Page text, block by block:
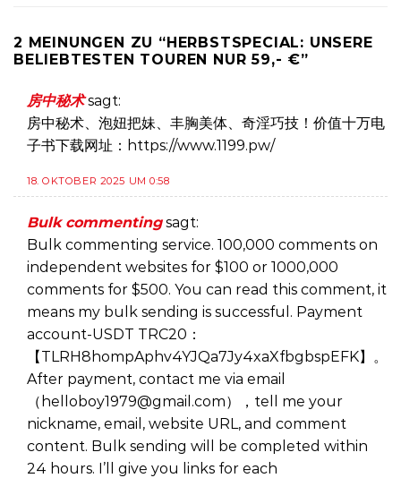
2 MEINUNGEN ZU “ HERBSTSPECIAL: UNSERE
BELIEBTESTEN TOUREN NUR 59,- €”
房中秘术 sagt:
房中秘术、泡妞把妹、丰胸美体、奇淫巧技！价值十万电
子书下载网址：https://www.1199.pw/
18. OKTOBER 2025 UM 0:58
Bulk commenting sagt:
Bulk commenting service. 100,000 comments on
independent websites for $100 or 1000,000
comments for $500. You can read this comment, it
means my bulk sending is successful. Payment
account-USDT TRC20：
【TLRH8hompAphv4YJQa7Jy4xaXfbgbspEFK】。
After payment, contact me via email
（helloboy1979@gmail.com），tell me your
nickname, email, website URL, and comment
content. Bulk sending will be completed within
24 hours. I’ll give you links for each